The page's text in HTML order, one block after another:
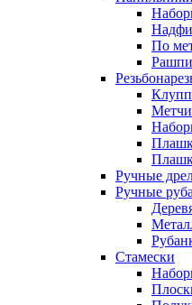
По
Ручные
Ручные
Стамески